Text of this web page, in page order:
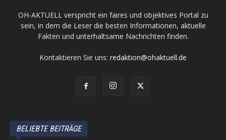
OH-AKTUELL verspricht ein faires und objektives Portal zu
sein, in dem die Leser die besten Informationen, aktuelle
Fakten und unterhaltsame Nachrichten finden.
Kontaktieren Sie uns: redaktion@ohaktuell.de
BELIEBTE BEITRÄGE